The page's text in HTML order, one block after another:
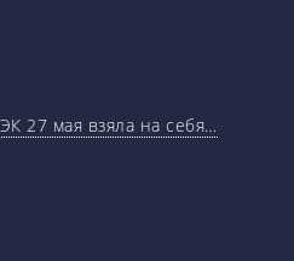
27 мая взяла на себя…